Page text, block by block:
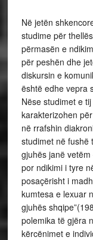
Në jetën
studime për
përmasën e
për peshën dhe
diskursin e
është edhe vepra
Nëse studimet e
karakterizohen
në rrafshin
studimet në fushë
gjuhës janë
por ndikimi i tyre
posaçërisht i
kumtesa e lexuar
gjuhës
polemika të gjëra
kërcënimet e